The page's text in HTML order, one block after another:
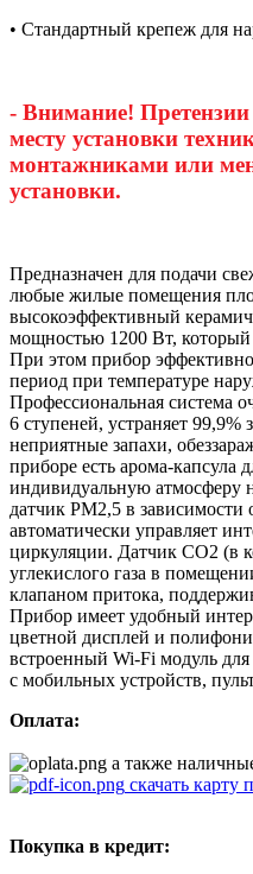
• Стандартный крепеж для
- Внимание!
месту установки
монтажниками или
установки.
Предназначен для подачи
любые жилые помещения
высокоэффективный
мощностью 1200 Вт, который
При этом прибор
период при температуре
Профессиональная система
6 ступеней, устраняет 99,9%
неприятные запахи,
приборе есть арома-капсула
индивидуальную атмосферу
датчик РМ2,5 в зависимости
автоматически управляет
циркуляции. Датчик CO2 (в
углекислого газа в
клапаном притока,
Прибор имеет удобный
цветной дисплей и
встроенный Wi-Fi модуль
с мобильных устройств,
Оплата:
а также
скачать карту
Покупка в кредит: